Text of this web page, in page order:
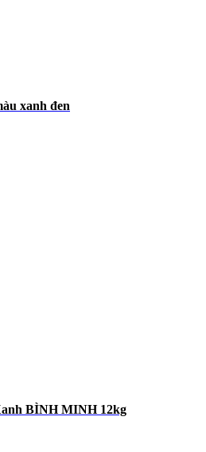
xanh đen
BÌNH MINH 12kg